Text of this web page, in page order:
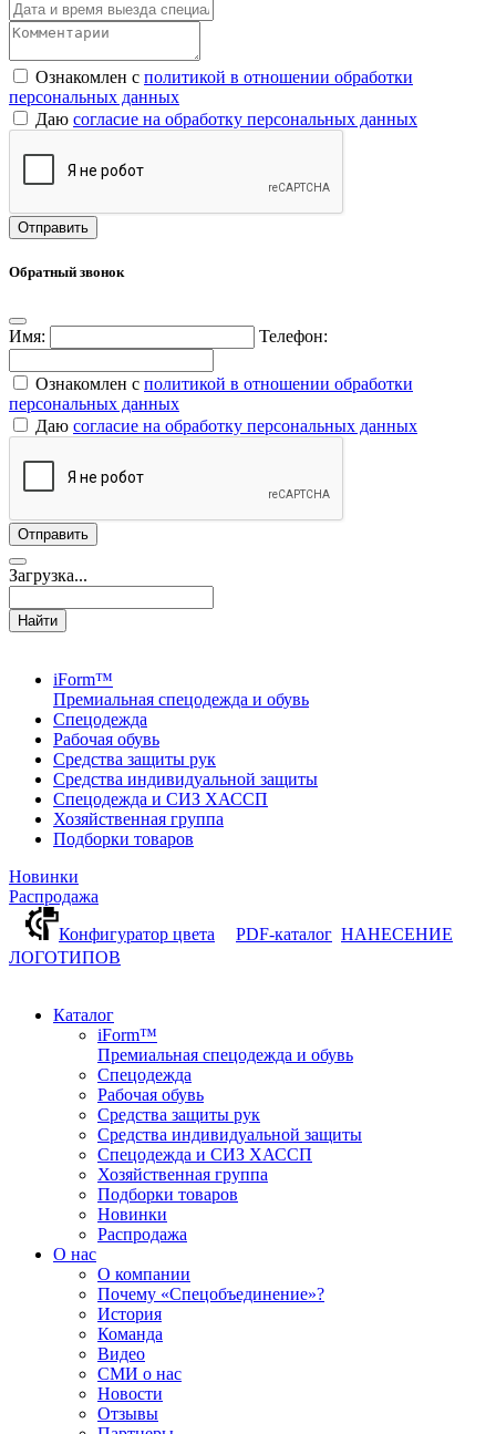
Ознакомлен с политикой в отношении обработки
персональных данных
Даю согласие на обработку персональных данных
Обратный звонок
Имя: Телефон:
Ознакомлен с политикой в отношении обработки
персональных данных
Даю согласие на обработку персональных данных
Загрузка...
Найти
iForm™
Премиальная спецодежда и обувь
Спецодежда
Рабочая обувь
Средства защиты рук
Средства индивидуальной защиты
Спецодежда и СИЗ ХАССП
Хозяйственная группа
Подборки товаров
Новинки
Распродажа
Конфигуратор цвета
PDF-каталог НАНЕСЕНИЕ
ЛОГОТИПОВ
Каталог
iForm™
Премиальная спецодежда и обувь
Спецодежда
Рабочая обувь
Средства защиты рук
Средства индивидуальной защиты
Спецодежда и СИЗ ХАССП
Хозяйственная группа
Подборки товаров
Новинки
Распродажа
О нас
О компании
Почему «Спецобъединение»?
История
Команда
Видео
СМИ о нас
Новости
Отзывы